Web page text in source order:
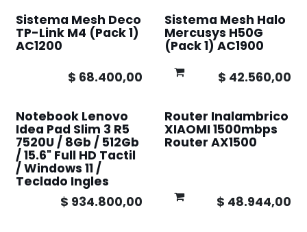
Sistema Mesh Deco
TP-Link M4 (Pack 1)
AC1200
$ 68.400,00
Sistema Mesh Halo
Mercusys H50G
(Pack 1) AC1900
$ 42.560,00
Notebook Lenovo
Idea Pad Slim 3 R5
7520U / 8Gb / 512Gb
/ 15.6" Full HD Tactil
/ Windows 11 /
Teclado Ingles
$ 934.800,00
Router Inalambrico
XIAOMI 1500mbps
Router AX1500
$ 48.944,00